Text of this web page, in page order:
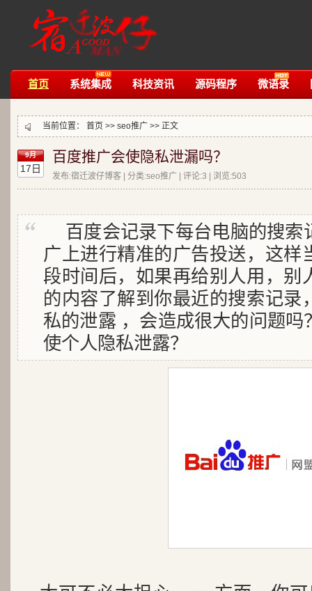
首页 系统集成 科技资讯 源码程序 微语录
当前位置： 首页 >> seo推广 >> 正文
9月
17日
百度推广会使隐私泄漏吗？
发布:宿迁波仔博客 | 分类:seo推广 | 评论:3 | 浏览:503
百度会记录下每台电脑的搜索
广上进行精准的广告投送，这样
段时间后，如果再给别人用，别
的内容了解到你最近的搜索记录
私的泄露 ，会造成很大的问题吗
使个人隐私泄露？